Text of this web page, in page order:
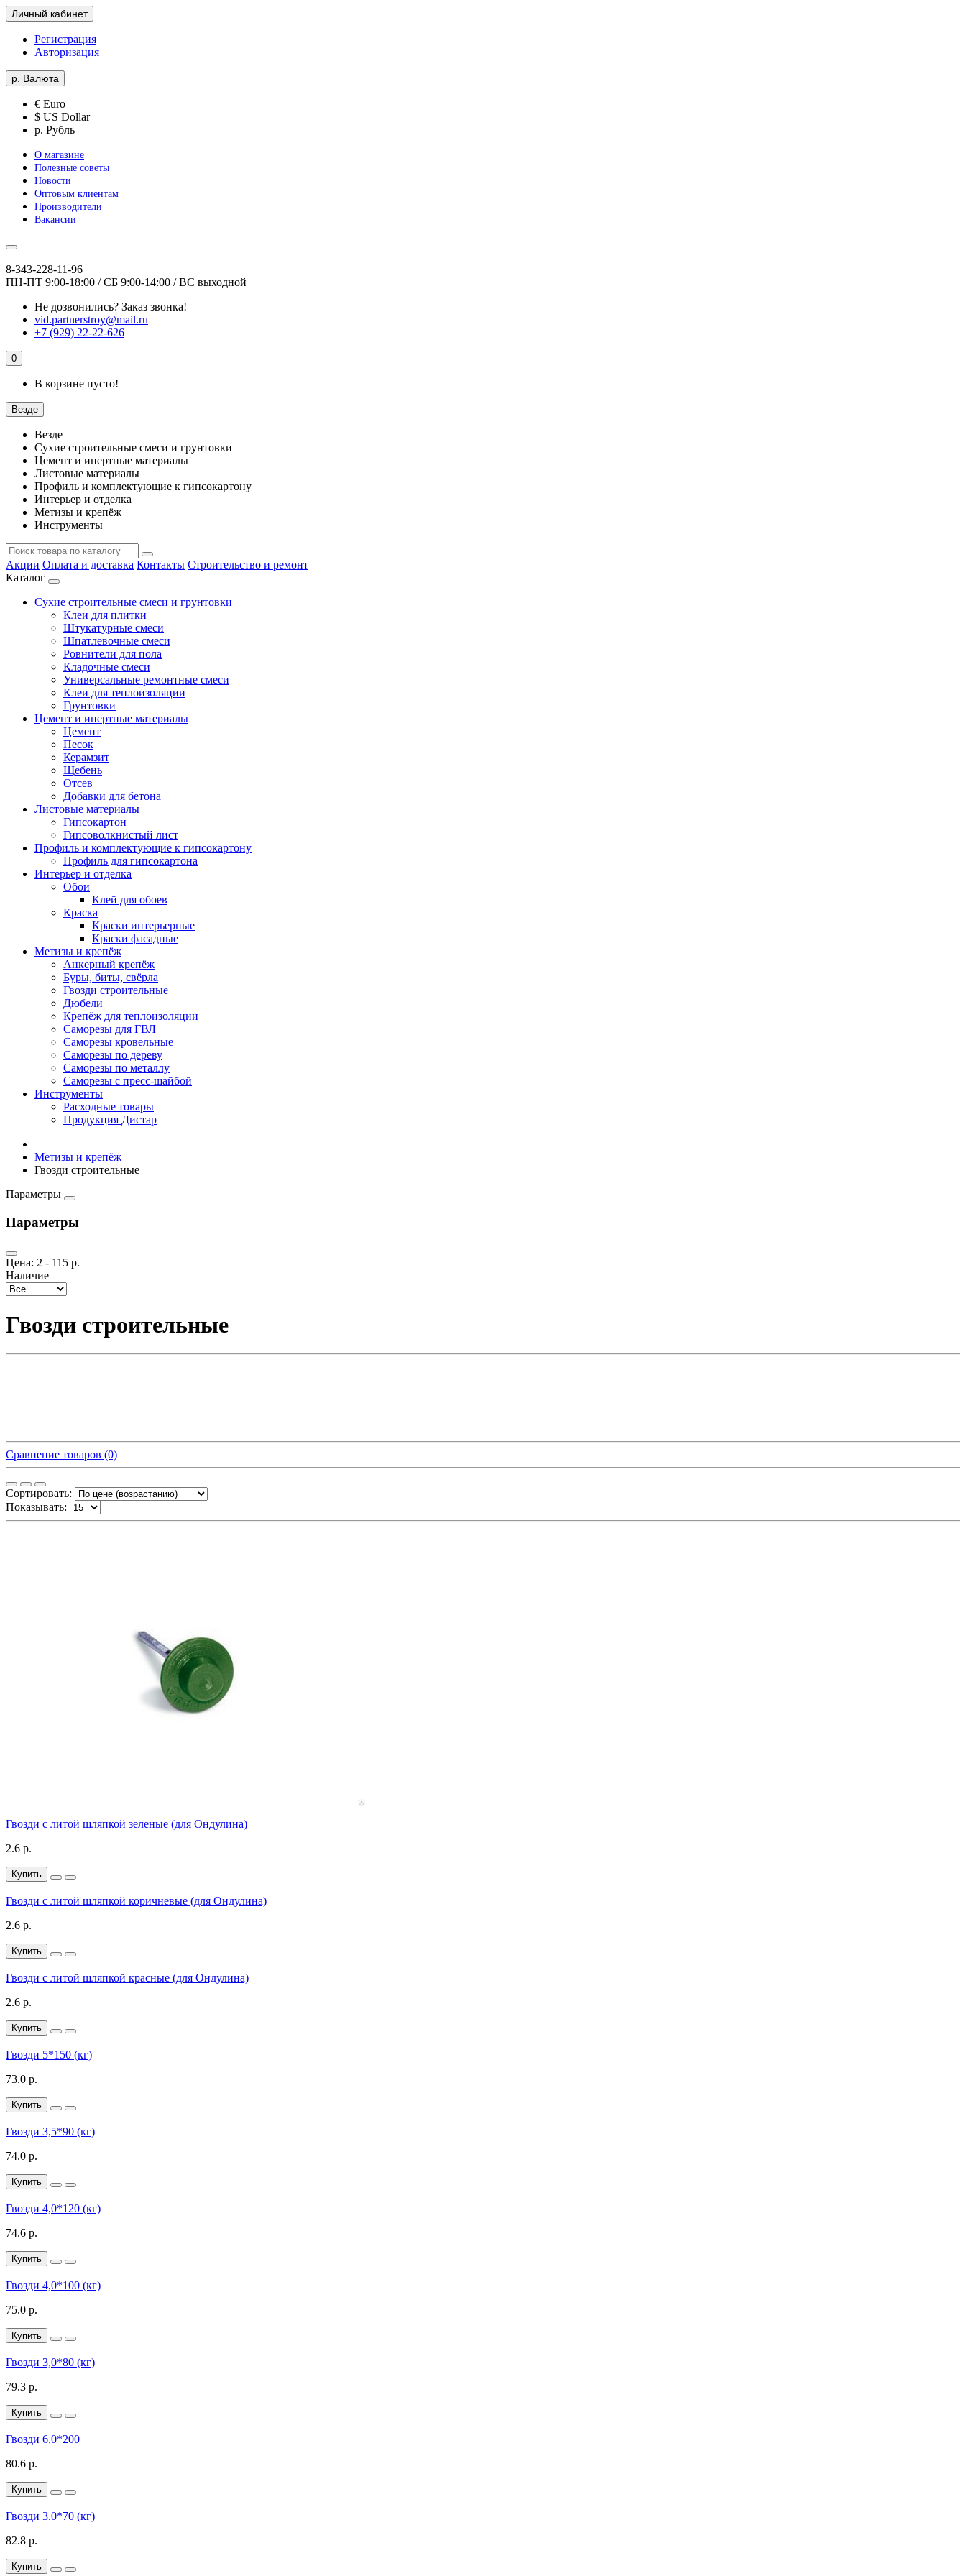
Личный кабинет
Регистрация
Авторизация
р. Валюта
€ Euro
$ US Dollar
р. Рубль
О магазине
Полезные советы
Новости
Оптовым клиентам
Производители
Вакансии
8-343-228-11-96
ПН-ПТ 9:00-18:00 / СБ 9:00-14:00 / ВС выходной
Не дозвонились? Заказ звонка!
vid.partnerstroy@mail.ru
+7 (929) 22-22-626
0
В корзине пусто!
Везде
Везде
Сухие строительные смеси и грунтовки
Цемент и инертные материалы
Листовые материалы
Профиль и комплектующие к гипсокартону
Интерьер и отделка
Метизы и крепёж
Инструменты
Акции Оплата и доставка Контакты Строительство и ремонт
Каталог
Сухие строительные смеси и грунтовки
Клеи для плитки
Штукатурные смеси
Шпатлевочные смеси
Ровнители для пола
Кладочные смеси
Универсальные ремонтные смеси
Клеи для теплоизоляции
Грунтовки
Цемент и инертные материалы
Цемент
Песок
Керамзит
Щебень
Отсев
Добавки для бетона
Листовые материалы
Гипсокартон
Гипсоволкнистый лист
Профиль и комплектующие к гипсокартону
Профиль для гипсокартона
Интерьер и отделка
Обои
Клей для обоев
Краска
Краски интерьерные
Краски фасадные
Метизы и крепёж
Анкерный крепёж
Буры, биты, свёрла
Гвозди строительные
Дюбели
Крепёж для теплоизоляции
Саморезы для ГВЛ
Саморезы кровельные
Саморезы по дереву
Саморезы по металлу
Саморезы с пресс-шайбой
Инструменты
Расходные товары
Продукция Дистар
Метизы и крепёж
Гвозди строительные
Параметры
Параметры
Цена: 2 - 115 р.
Наличие
Гвозди строительные
Сравнение товаров (0)
Сортировать:
Показывать:
Гвозди с литой шляпкой зеленые (для Ондулина)
2.6 р.
Купить
Гвозди с литой шляпкой коричневые (для Ондулина)
2.6 р.
Купить
Гвозди с литой шляпкой красные (для Ондулина)
2.6 р.
Купить
Гвозди 5*150 (кг)
73.0 р.
Купить
Гвозди 3,5*90 (кг)
74.0 р.
Купить
Гвозди 4,0*120 (кг)
74.6 р.
Купить
Гвозди 4,0*100 (кг)
75.0 р.
Купить
Гвозди 3,0*80 (кг)
79.3 р.
Купить
Гвозди 6,0*200
80.6 р.
Купить
Гвозди 3.0*70 (кг)
82.8 р.
Купить